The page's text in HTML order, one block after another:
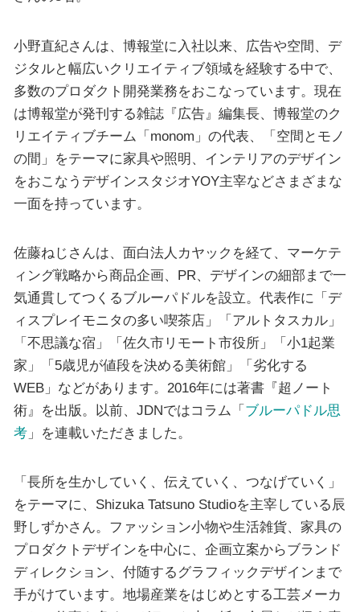
小野直紀さんは、博報堂に入社以来、広告や空間、デ
ジタルと幅広いクリエイティブ領域を経験する中で、
多数のプロダクト開発業務をおこなっています。現在
は博報堂が発刊する雑誌『広告』編集長、博報堂のク
リエイティブチーム「monom」の代表、「空間とモノ
の間」をテーマに家具や照明、インテリアのデザイン
をおこなうデザインスタジオYOY主宰などさまざまな
一面を持っています。
佐藤ねじさんは、面白法人カヤックを経て、マーケテ
ィング戦略から商品企画、PR、デザインの細部まで一
気通貫してつくるブルーパドルを設立。代表作に「デ
ィスプレイモニタの多い喫茶店」「アルトタスカル」
「不思議な宿」「佐久市リモート市役所」「小1起業
家」「5歳児が値段を決める美術館」「劣化する
WEB」などがあります。2016年には著書『超ノート
術』を出版。以前、JDNではコラム「ブルーパドル思
考」を連載いただきました。
「長所を生かしていく、伝えていく、つなげていく」
をテーマに、Shizuka Tatsuno Studioを主宰している辰
野しずかさん。ファッション小物や生活雑貨、家具の
プロダクトデザインを中心に、企画立案からブランド
ディレクション、付随するグラフィックデザインまで
手がけています。地場産業をはじめとする工芸メーカ